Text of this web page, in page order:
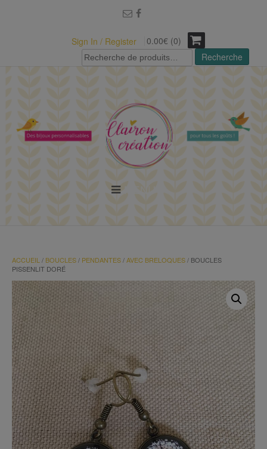
Sign In / Register
0.00€ (0)
Recherche
pour :
Recherche
ACCUEIL / BOUCLES/ PENDANTES/AVEC BRELOQUES/ BOUCLES
PISSENLIT DORÉ